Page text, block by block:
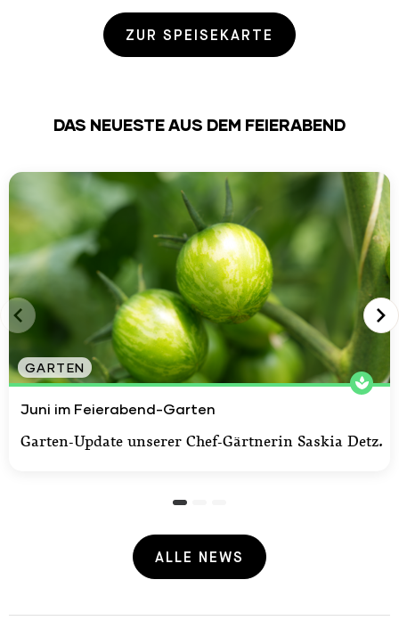
ZUR SPEISEKARTE
DAS NEUESTE AUS DEM FEIERABEND
GARTEN
Juni im Feierabend-Garten
Garten-Update unserer Chef-Gärtnerin Saskia Detz.
ALLE NEWS